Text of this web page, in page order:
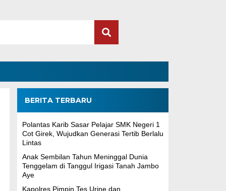
BERITA TERBARU
Polantas Karib Sasar Pelajar SMK Negeri 1
Cot Girek, Wujudkan Generasi Tertib Berlalu
Lintas
Anak Sembilan Tahun Meninggal Dunia
Tenggelam di Tanggul Irigasi Tanah Jambo
Aye
Kapolres Pimpin Tes Urine dan